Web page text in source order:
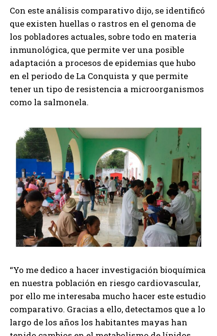
Con este análisis comparativo dijo, se identificó
que existen huellas o rastros en el genoma de
los pobladores actuales, sobre todo en materia
inmunológica, que permite ver una posible
adaptación a procesos de epidemias que hubo
en el periodo de La Conquista y que permite
tener un tipo de resistencia a microorganismos
como la salmonela.
“Yo me dedico a hacer investigación bioquímica
en nuestra población en riesgo cardiovascular,
por ello me interesaba mucho hacer este estudio
comparativo. Gracias a ello, detectamos que a lo
largo de los años los habitantes mayas han